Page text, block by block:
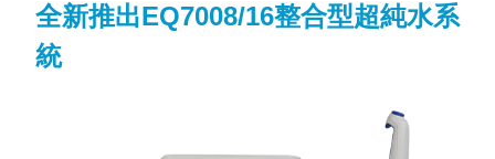
全新推出EQ7008/16整合型超純水系
統